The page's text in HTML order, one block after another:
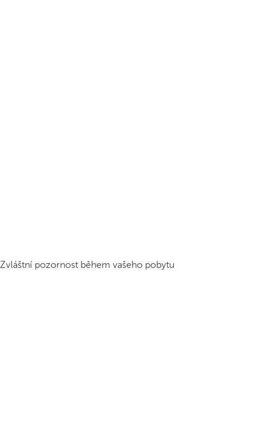
Zvláštní pozornost během vašeho pobytu